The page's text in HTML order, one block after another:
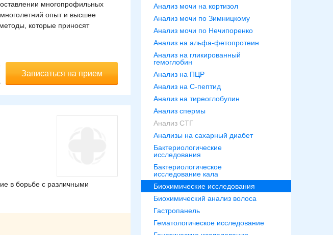
многопрофильных
опыт и высшее
которые приносят
Записаться на прием
в борьбе с различными
Анализ мочи на кортизол
Анализ мочи по Зимницкому
Анализ мочи по Нечипоренко
Анализ на альфа-фетопротеин
Анализ на гликированный
гемоглобин
Анализ на ПЦР
Анализ на С-пептид
Анализ на тиреоглобулин
Анализ спермы
Анализ СТГ
Анализы на сахарный диабет
Бактериологические
исследования
Бактериологическое
исследование кала
Биохимические исследования
Биохимический анализ волоса
Гастропанель
Гематологическое исследование